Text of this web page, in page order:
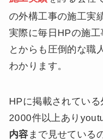
の外構工事の施工実
実際に毎日HPの施
とからも圧倒的な職
わかります。
HPに掲載されてい
2000件以上あり
内容 まで見せている